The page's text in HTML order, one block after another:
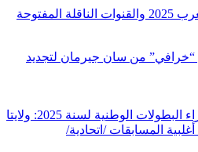
“خرافي” من سان جيرمان لتجديد
ألعاب القوى/ أماكن إجراء البطولات الوطنية لسنة 2025: ولايتا
المسابقات /اتحادية/